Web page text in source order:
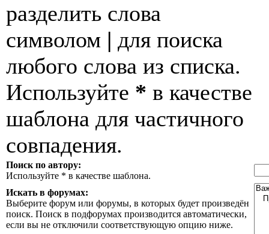
разделить слова
символом | для поиска
любого слова из списка.
Используйте * в качестве
шаблона для частичного
совпадения.
Поиск по автору:
Используйте * в качестве шаблона.
Искать в форумах:
Выберите форум или форумы, в которых будет произведён
поиск. Поиск в подфорумах производится автоматически,
если вы не отключили соответствующую опцию ниже.